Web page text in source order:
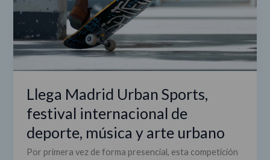
Llega Madrid Urban Sports,
festival internacional de
deporte, música y arte urbano
Por primera vez de forma presencial, esta competición
deporte,
música
y
arte